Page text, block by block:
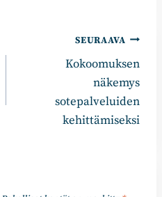
SEURAAVA
Kokoomuksen
näkemys
sotepalveluiden
kehittämiseksi